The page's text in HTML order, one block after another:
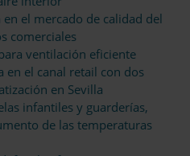
el mercado de calidad del
comerciales
ventilación eficiente
en el canal retail con dos
en Sevilla
infantiles y guarderías,
de las temperaturas